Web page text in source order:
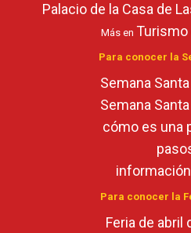
Palacio de la Casa de
Más en Turismo
Para conocer la
Semana
Semana
cómo es una
Para conocer la
Feria de abril